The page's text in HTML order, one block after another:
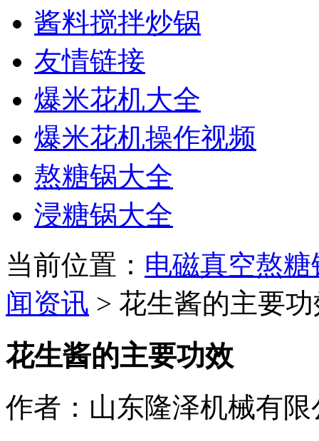
酱料搅拌炒锅
友情链接
爆米花机大全
爆米花机操作视频
熬糖锅大全
浸糖锅大全
当前位置： 电磁真空熬
闻资讯 > 花生酱的主要
花生酱的主要功效
作者：山东隆泽机械有限